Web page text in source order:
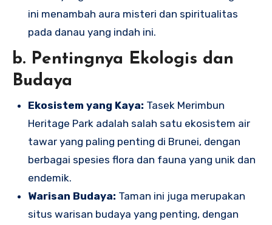
ini menambah aura misteri dan spiritualitas
pada danau yang indah ini.
b. Pentingnya Ekologis dan
Budaya
Ekosistem yang Kaya: Tasek Merimbun
Heritage Park adalah salah satu ekosistem air
tawar yang paling penting di Brunei, dengan
berbagai spesies flora dan fauna yang unik dan
endemik.
Warisan Budaya: Taman ini juga merupakan
situs warisan budaya yang penting, dengan